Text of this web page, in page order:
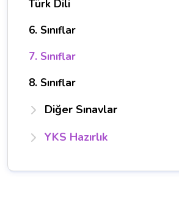
Türk Dili
6. Sınıflar
7. Sınıflar
8. Sınıflar
Diğer Sınavlar
YKS Hazırlık